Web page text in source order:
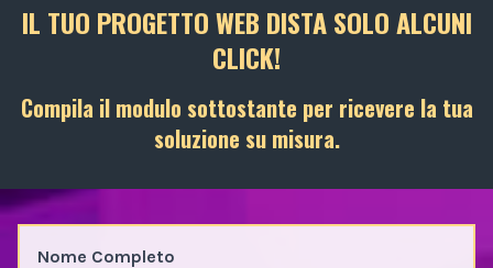
IL TUO PROGETTO WEB DISTA SOLO ALCUNI
CLICK!
Compila il modulo sottostante per ricevere la tua
soluzione su misura.
Nome Completo